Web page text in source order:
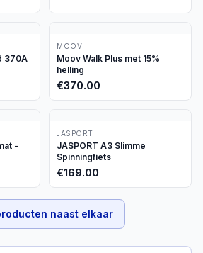
370A
MOOV
Moov Walk Plus met 15%
helling
€370.00
-
JASPORT
JASPORT A3 Slimme
Spinningfiets
€169.00
naast elkaar